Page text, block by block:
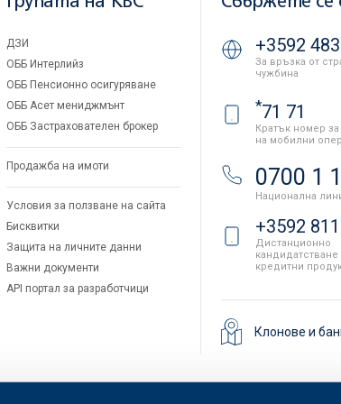
ДЗИ
ОББ Интерлийз
ОББ Пенсионно осигуряване
ОББ Асет мениджмънт
ОББ Застрахователен брокер
Продажба на имоти
Условия за ползване на сайта
Бисквитки
Защита на личните данни
Важни документи
API портал за разработчици
+3592
За връзка от
чужбина
*71 71
Кратък номер за
на мобилни
0700 1
Национална
+3592
Дистанционно
кандидатстване
кредитни
Клонове и